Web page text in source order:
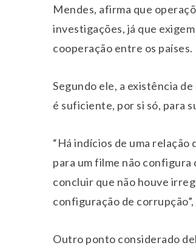
Mendes, afirma que
investigações, já que
cooperação entre os países.
Segundo ele, a existência
é suficiente, por si só, para
“Há indícios de uma
para um filme não configura
concluir que não houve
configuração de
Outro ponto considerado